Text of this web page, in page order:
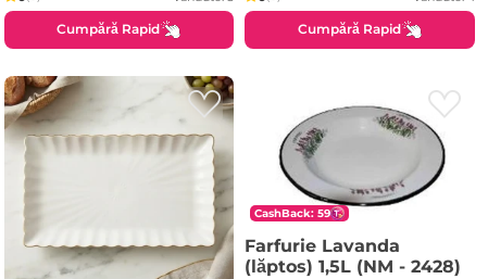
Cumpără Rapid Cumpără Rapid
CashBack: 59
Farfurie Lavanda
(lăptos) 1,5L (NM - 2428)